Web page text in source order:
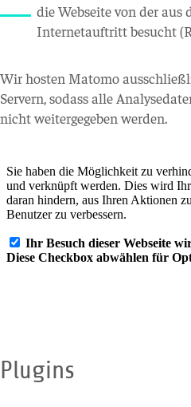
die Webseite von der aus
Internetauftritt besucht
Wir hosten Matomo
Servern, sodass alle
nicht weitergegeben werden.
Plugins